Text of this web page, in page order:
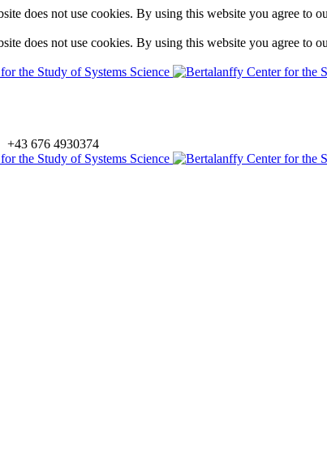
does not use cookies. By using this website you agree to
does not use cookies. By using this website you agree to
+43 676 4930374